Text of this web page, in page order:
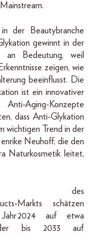
der Beautybranche
gewinnt in der
an Bedeutung, weil
zeigen, wie
beeinflusst. Die
ist ein innovativer
Aging-Konzepte
dass Anti-Glykation
wichtigen Trend in der
Neuhoff, die den
Naturkosmetik leitet,
des
schätzen
2024 auf etwa
der bis 2033 auf